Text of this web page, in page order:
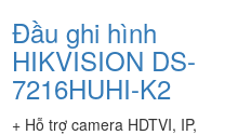
Đầu ghi hình
HIKVISION DS-
7216HUHI-K2
+ Hỗ trợ camera HDTVI, IP,